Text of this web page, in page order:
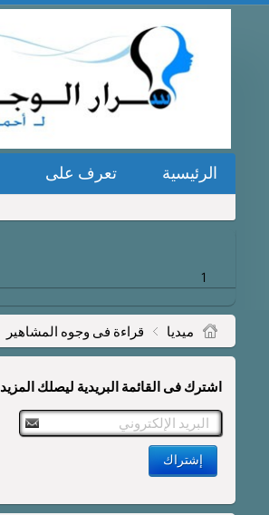
الرئيسية تعرف على
1
ميديا قراءة فى وجوه المشاهير
اشترك فى القائمة البريدية ليصلك المزيد